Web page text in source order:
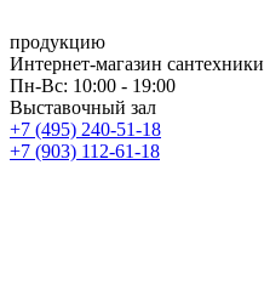
продукцию
Интернет-магазин сантехники
Пн-Вс: 10:00 - 19:00
Выставочный зал
+7 (495) 240-51-18
+7 (903) 112-61-18